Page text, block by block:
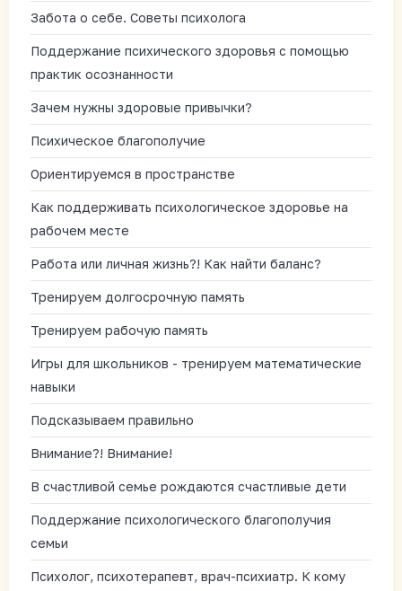
Забота о себе. Советы психолога
Поддержание психического здоровья с помощью
практик осознанности
Зачем нужны здоровые привычки?
Психическое благополучие
Ориентируемся в пространстве
Как поддерживать психологическое здоровье на
рабочем месте
Работа или личная жизнь?! Как найти баланс?
Тренируем долгосрочную память
Тренируем рабочую память
Игры для школьников - тренируем математические
навыки
Подсказываем правильно
Внимание?! Внимание!
В счастливой семье рождаются счастливые дети
Поддержание психологического благополучия
семьи
Психолог, психотерапевт, врач-психиатр. К кому